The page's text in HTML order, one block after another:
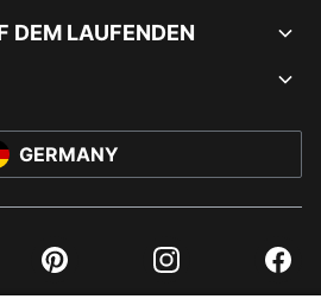
DEM LAUFENDEN
GERMANY
Pinterest Instagram